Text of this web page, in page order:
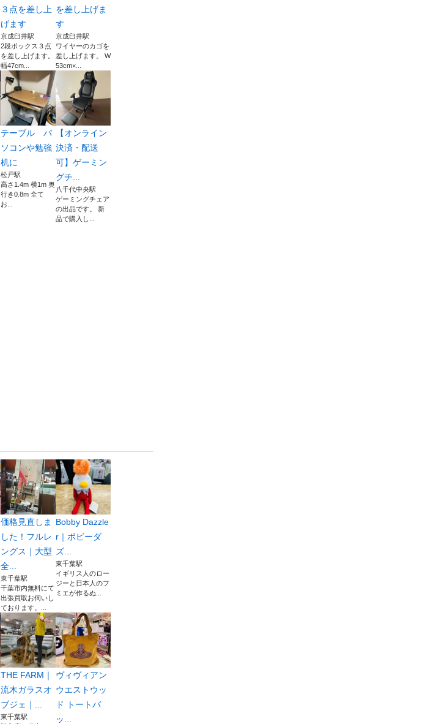
３点を差し上
げます
京成臼井駅
2段ボックス３点
を差し上げます。
幅47cm...
を差し上げま
す
京成臼井駅
ワイヤーのカゴを
差し上げます。 W
53cm×...
テーブル パ
ソコンや勉強
机に
松戸駅
高さ1.4m 横1m 奥
行き0.8m 全て
お...
【オンライン
決済・配送
可】ゲーミン
グチ...
八千代中央駅
ゲーミングチェア
の出品です。 新
品で購入し...
価格見直しま
した！フルレ
ングス｜大型
全...
東千葉駅
千葉市内無料にて
出張買取お伺いし
ております。...
Bobby Dazzle
r｜ボビーダ
ズ...
東千葉駅
イギリス人のロー
ジーと日本人のフ
ミエが作るぬ...
THE FARM｜
流木ガラスオ
ブジェ｜...
東千葉駅
ヴィヴィアン
ウエストウッ
ド トートバ
ッ...